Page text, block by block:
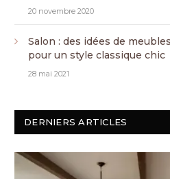
20 novembre 2020
Salon : des idées de
pour un style classique chic
28 mai 2021
DERNIERS ARTICLES